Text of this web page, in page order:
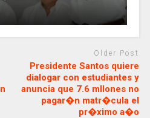
Older Post
Presidente Santos quiere
dialogar con estudiantes y
anuncia que 7.6 mllones no
pagar�n matr�cula el
pr�ximo a�o